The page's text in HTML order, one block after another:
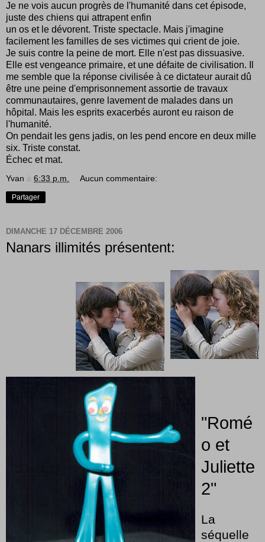
Je ne vois aucun progrès de l'humanité dans cet épisode,
juste des chiens qui attrapent enfin
un os et le dévorent. Triste spectacle. Mais j'imagine
facilement les familles de ses victimes qui crient de joie.
Je suis contre la peine de mort. Elle n'est pas dissuasive.
Elle est vengeance primaire, et une défaite de civilisation. Il
me semble que la réponse civilisée à ce dictateur aurait dû
être une peine d'emprisonnement assortie de travaux
communautaires, genre lavement de malades dans un
hôpital. Mais les esprits exacerbés auront eu raison de
l'humanité.
On pendait les gens jadis, on les pend encore en deux mille
six. Triste constat.
Échec et mat.
Yvan à 6:33 p.m. Aucun commentaire:
Partager
DIMANCHE 17 DÉCEMBRE 2006
Nanars illimités présentent:
"Romé
o et
Juliette
2"
La
séquelle